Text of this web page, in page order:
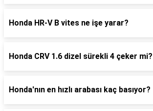
Honda HR-V B vites ne işe yarar?
Honda CRV 1.6 dizel sürekli 4 çeker mi?
Honda'nın en hızlı arabası kaç basıyor?